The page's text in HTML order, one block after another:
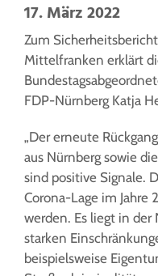
17. März 2022
Zum
Mittelfranken erklärt
FDP-Nürnberg Katja
„Der erneute
aus Nürnberg sowie
sind positive Signale.
Corona-Lage im Jahre
werden. Es liegt in der
starken
beispielsweise